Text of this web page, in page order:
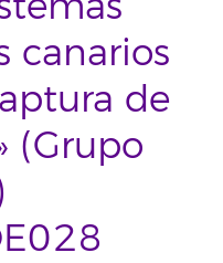
canarios
de
(Grupo